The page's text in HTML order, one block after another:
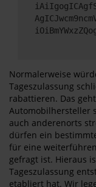
Normalerweise
Tageszulassung
rabattieren. Das
Automobilhersteller
auch anderenorts
dürfen ein
für eine
gefragt ist. Hieraus
Tageszulassung
etabliert hat. Wir